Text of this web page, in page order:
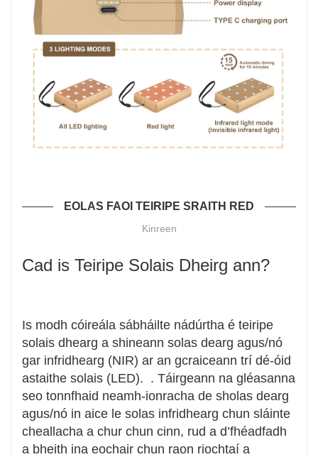
EOLAS FAOI TEIRIPE SRAITH RED
Kinreen
Cad is Teiripe Solais Dheirg ann?
Is modh cóireála sábháilte nádúrtha é teiripe
solais dhearg a shineann solas dearg agus/nó
gar infridhearg (NIR) ar an gcraiceann trí dé-óid
astaithe solais (LED). . Táirgeann na gléasanna
seo tonnfhaid neamh-ionracha de sholas dearg
agus/nó in aice le solas infridhearg chun sláinte
cheallacha a chur chun cinn, rud a d’fhéadfadh
a bheith ina eochair chun raon riochtaí a